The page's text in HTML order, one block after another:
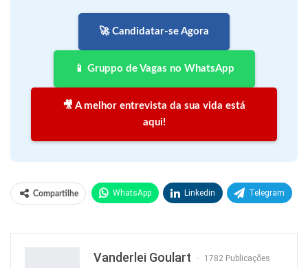
🚀 Candidatar-se Agora
📱 Gruppo de Vagas no WhatsApp
🎥 A melhor entrevista da sua vida está
aqui!
Compartilhe WhatsApp Linkedin Telegram
Vanderlei Goulart 1782 Publicações